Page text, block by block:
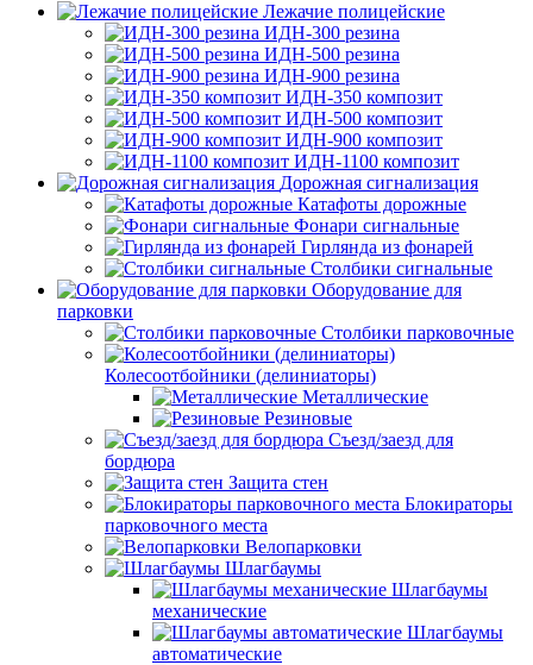
Лежачие полицейские
ИДН-300 резина
ИДН-500 резина
ИДН-900 резина
ИДН-350 композит
ИДН-500 композит
ИДН-900 композит
ИДН-1100 композит
Дорожная сигнализация
Катафоты дорожные
Фонари сигнальные
Гирлянда из фонарей
Столбики сигнальные
Оборудование для
парковки
Столбики парковочные
Колесоотбойники (делиниаторы)
Металлические
Резиновые
Съезд/заезд для
бордюра
Защита стен
Блокираторы
парковочного места
Велопарковки
Шлагбаумы
Шлагбаумы
механические
Шлагбаумы
автоматические